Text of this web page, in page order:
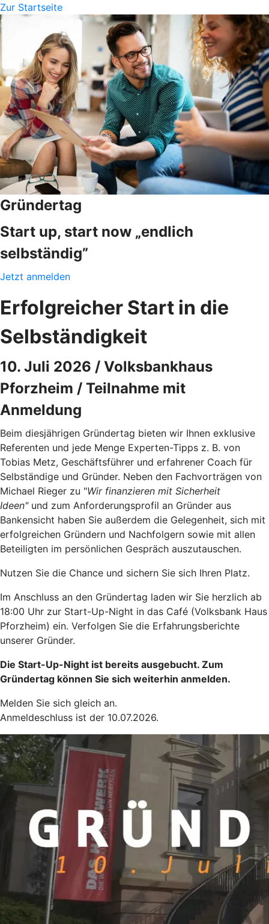
Zur Startseite
Gründertag
Start up, start now „endlich
selbständig”
Jetzt anmelden
Erfolgreicher Start in die
Selbständigkeit
10. Juli 2026 / Volksbankhaus
Pforzheim / Teilnahme mit
Anmeldung
Beim diesjährigen Gründertag bieten wir Ihnen exklusive
Referenten und jede Menge Experten-Tipps z. B. von
Tobias Metz, Geschäftsführer und erfahrener Coach für
Selbständige und Gründer. Neben den Fachvorträgen von
Michael Rieger zu "Wir finanzieren mit Sicherheit
Ideen" und zum Anforderungsprofil an Gründer aus
Bankensicht haben Sie außerdem die Gelegenheit, sich mit
erfolgreichen Gründern und Nachfolgern sowie mit allen
Beteiligten im persönlichen Gespräch auszutauschen.
Nutzen Sie die Chance und sichern Sie sich Ihren Platz.
Im Anschluss an den Gründertag laden wir Sie herzlich ab
18:00 Uhr zur Start-Up-Night in das Café (Volksbank Haus
Pforzheim) ein. Verfolgen Sie die Erfahrungsberichte
unserer Gründer.
Die Start-Up-Night ist bereits ausgebucht. Zum
Gründertag können Sie sich weiterhin anmelden.
Melden Sie sich gleich an.
Anmeldeschluss ist der 10.07.2026.